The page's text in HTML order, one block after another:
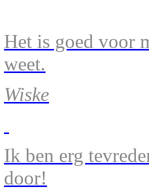
Het is goed voor
weet.
Wiske
Ik ben erg
door!